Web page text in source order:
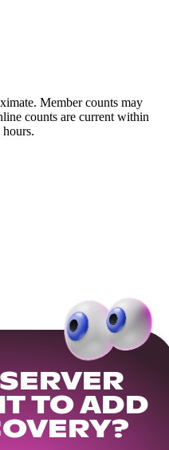
Member counts may
counts are current within
hours.
TO ADD